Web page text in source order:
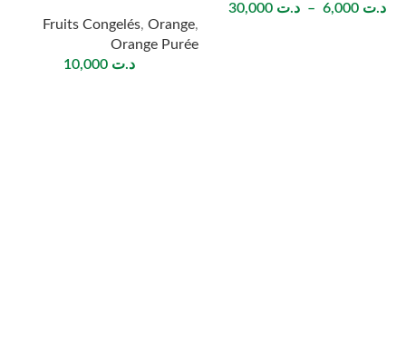
د.ت 6,000
– د.ت 30,000
Fruits Congelés, Orange,
Orange Purée
د.ت